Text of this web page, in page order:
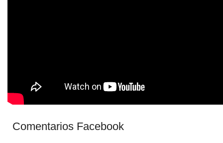
Comentarios Facebook